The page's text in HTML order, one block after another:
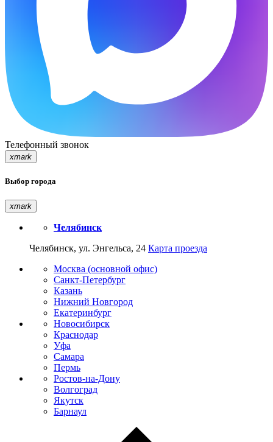
Телефонный звонок
xmark
Выбор города
xmark
Челябинск
Челябинск, ул. Энгельса, 24 Карта проезда
Москва (основной офис)
Санкт-Петербург
Казань
Нижний Новгород
Екатеринбург
Новосибирск
Краснодар
Уфа
Самара
Пермь
Ростов-на-Дону
Волгоград
Якутск
Барнаул